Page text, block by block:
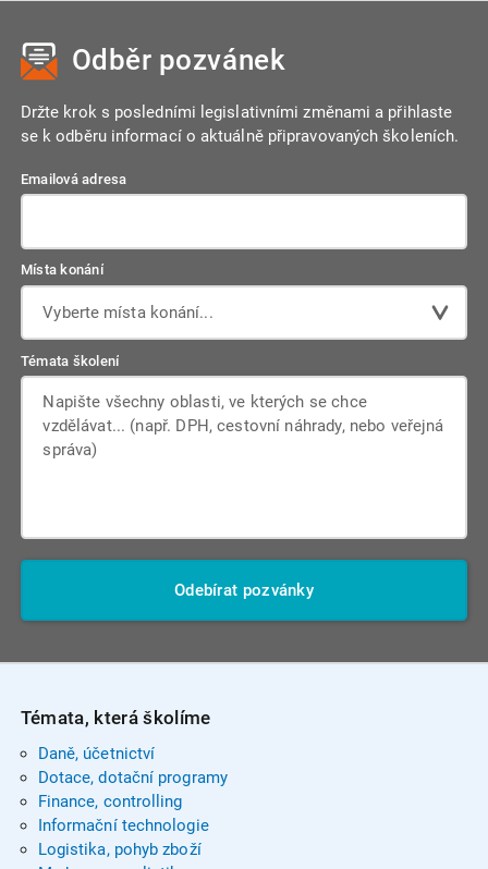
Odběr pozvánek
Držte krok s posledními legislativními změnami a přihlaste
se k odběru informací o aktuálně připravovaných školeních.
Emailová adresa
Místa konání
Vyberte místa konání...
Témata školení
Odebírat pozvánky
Témata, která školíme
Daně, účetnictví
Dotace, dotační programy
Finance, controlling
Informační technologie
Logistika, pohyb zboží